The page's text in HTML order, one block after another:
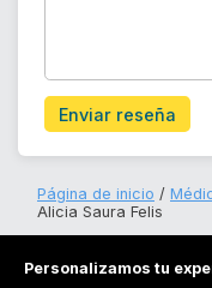
Enviar reseña
Página de inicio
Alicia Saura Felis
Personalizamos tu